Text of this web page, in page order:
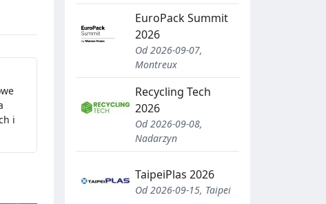
i
EuroPack Summit
2026
Od 2026-09-07,
Montreux
Recycling Tech
2026
Od 2026-09-08,
Nadarzyn
TaipeiPlas 2026
Od 2026-09-15, Taipei